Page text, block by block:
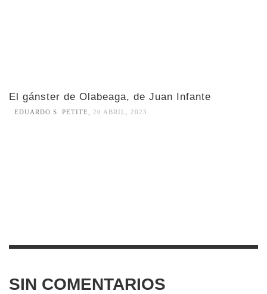
El gánster de Olabeaga, de Juan Infante
EDUARDO S. PETITE, 20 ABRIL, 2023
SIN COMENTARIOS